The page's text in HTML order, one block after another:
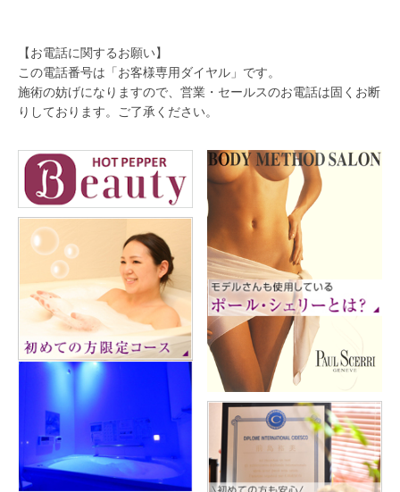
【お電話に関するお願い】
この電話番号は「お客様専用ダイヤル」です。
施術の妨げになりますので、営業・セールスのお電話は固くお断
りしております。ご了承ください。